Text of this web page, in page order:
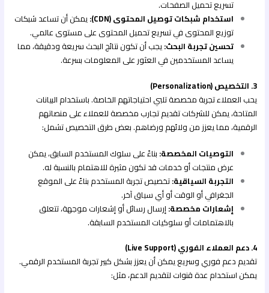
تسريع تحميل الصفحات.
استخدام شبكات توصيل المحتوى (CDN):
يمكن أن تساعد شبكات
توزيع المحتوى في تسريع تحميل المحتوى على مستوى عالمي.
تحسين تجربة البحث:يجب أن تكون نتائج البحث سريعة ودقيقة، مما
يساعد المستخدمين في العثور على المعلومات بسرعة.
3. التخصيص (Personalization)
يحب العملاء تجربة مخصصة تلبي احتياجاتهم الخاصة. باستخدام البيانات
المتاحة، يمكن للشركات تقديم تجارب مخصصة للعملاء على منصاتهم
الرقمية، مما يعزز من ولائهم ورضاهم. بعض طرق التخصيص تشمل:
التوصيات المخصصة: بناءً على سلوك المستخدم السابق، يمكن
عرض منتجات أو خدمات قد تكون مثيرة للاهتمام بالنسبة له.
التجربة السياقية:تخصيص تجربة المستخدم بناءً على الموقع
الجغرافي أو الوقت أو أي سياق آخر.
إشعارات مخصصة: إرسال رسائل أو إشعارات موجهة، تتعلق
بالاهتمامات أو سلوكيات المستخدم السابقة.
4. دعم العملاء الفوري (Live Support)
تقديم دعم فوري وسريع يمكن أن يعزز بشكل كبير تجربة المستخدم الرقمي.
يمكن استخدام عدة قنوات لتقديم الدعم، مثل: